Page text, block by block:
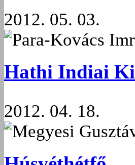
2012. 05. 03.
Para-Kovács
Hathi Indiai
2012. 04. 18.
Megyesi